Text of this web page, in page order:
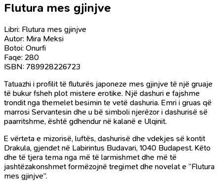
Flutura mes gjinjve
Libri: Flutura mes gjinjve
Autor: Mira Meksi
Botoi: Onurfi
Faqe: 280
ISBN: 789928226723
Tatuazhi i profilit të fluturës japoneze mes gjinjve të një gruaje
të bukur fsheh plot mistere erotike. Një dashuri e fajshme
trondit nga themelet besimin te vetë dashuria. Emri i gruas që
marrosi Servantesin dhe u bë simboli njerëzor i dashurisë së
paarritshme, është gdhendur në kalanë e Ulqinit.
E vërteta e mizorisë, luftës, dashurisë dhe vdekjes së kontit
Drakula, gjendet në Labirintus Budavari, 1040 Budapest. Këto
dhe të tjera tema nga më të larmishmet dhe më të
jashtëzakonshmet formëzojnë tregimet dhe novelat e “Flutura
mes gjinjve”.